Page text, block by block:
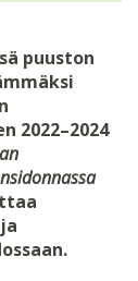
puuston
2022–2024